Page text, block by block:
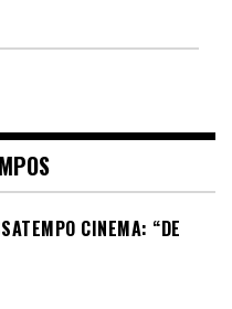
CINEMA: “DE